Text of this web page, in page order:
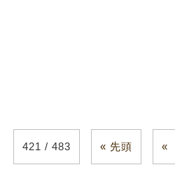
421 / 483 « 先頭 «